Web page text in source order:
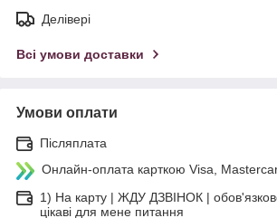
Делівері
Всі умови доставки
Умови оплати
Післяплата
Онлайн-оплата карткою Visa,
1) На карту | ЖДУ ДЗВІНОК |
цікаві для мене питання